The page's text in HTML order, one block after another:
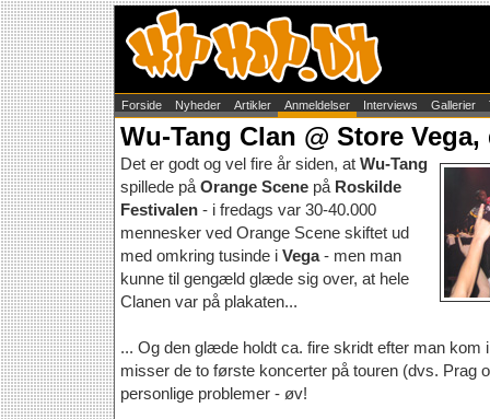
Forside Nyheder Artikler Anmeldelser Interviews Gallerier
Wu-Tang Clan @ Store Vega,
Det er godt og vel fire år siden, at Wu-Tang
spillede på Orange Scene på Roskilde
Festivalen - i fredags var 30-40.000
mennesker ved Orange Scene skiftet ud
med omkring tusinde i Vega- men man
kunne til gengæld glæde sig over, at hele
Clanen var på plakaten...
... Og den glæde holdt ca. fire skridt efter man kom
misser de to første koncerter på touren (dvs. Prag
personlige problemer - øv!